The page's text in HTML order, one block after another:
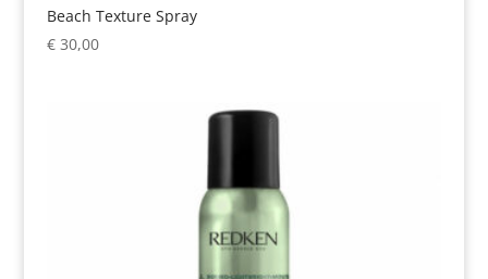
Beach Texture Spray
€30,00